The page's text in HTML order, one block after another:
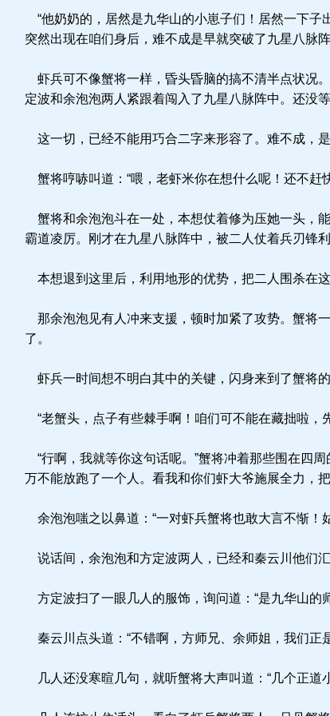
“他奶奶的，居然是九华山的小崽子们！居然一下子
突然出现在咱们身后，难不成是早就突破了九星八脉
虾兵可不像蟹将一样，昏头昏脑的搞不清半点状况
定波和余泡泡两人紧跟着闯入了九星八脉阵中。还没
这一切，已经不能用巧合二字来形容了。难不成，
蟹将哼哧叫道：“喂，老虾米你在想什么呢！还不赶
蟹将和余泡泡斗在一处，本想仗着修为压她一头，
霸道凌厉。刚才在九星八脉阵中，被二人仗着兵刃锋
本想退到这里后，利用地形的优势，把二人围杀在
那余泡泡见有人冲来支援，顿时加紧了攻势。蟹将
了。
虾兵一时间想不明白其中的关键，闪身来到了蟹将
“老蟹头，点子有些棘手啊！咱们可不能在藏拙啦，
“行啊，我就等你这句话呢。”蟹将冲着那些围在四
万不能放跑了一个人。看我和你们虾大爷施展全力，
余泡泡嗤之以鼻道：“一对虾兵蟹将也敢大言不惭！
说话间，余泡泡和方定波两人，已经和秦云川他们汇
方定波扫了一眼几人的服饰，询问道：“是九华山的
秦云川点头道：“不错啊，方师兄、余师姐，我们正
几人还没寒暄几句，就听蟹将大声叫道：“几个正道